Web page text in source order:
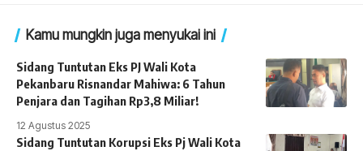
Kamu mungkin juga menyukai ini
Sidang Tuntutan Eks PJ Wali Kota
Pekanbaru Risnandar Mahiwa: 6 Tahun
Penjara dan Tagihan Rp3,8 Miliar!
12 Agustus 2025
Sidang Tuntutan Korupsi Eks Pj Wali Kota